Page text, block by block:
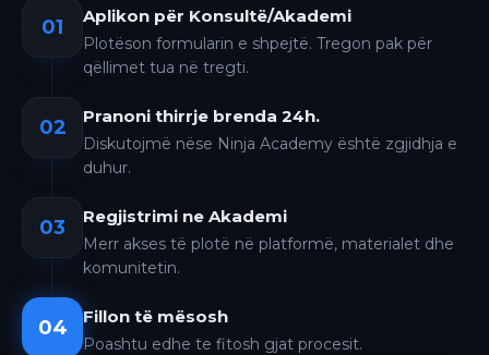
01 Aplikon për Konsultë/Akademi
Plotëson formularin e shpejtë. Tregon pak për
qëllimet tua në tregti.
02 Pranoni thirrje brenda 24h.
Diskutojmë nëse Ninja Academy është zgjidhja e
duhur.
03 Regjistrimi ne Akademi
Merr akses të plotë në platformë, materialet dhe
komunitetin.
04 Fillon të mësosh
Poashtu edhe te fitosh gjat procesit.